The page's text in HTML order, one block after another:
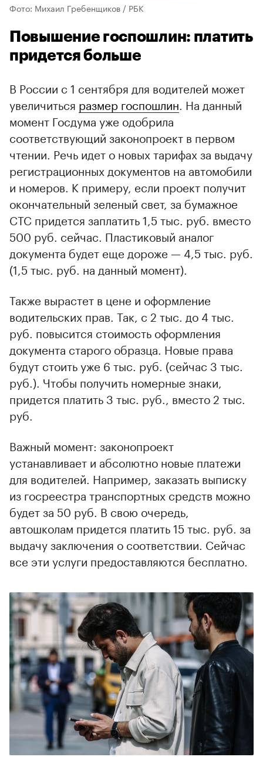
Фото: Михаил Гребенщиков / РБК
Повышение госпошлин: платить
придется больше
В России с 1 сентября для водителей может
увеличиться размер госпошлин . На данный
момент Госдума уже одобрила
соответствующий законопроект в первом
чтении. Речь идет о новых тарифах за выдачу
регистрационных документов на автомобили
и номеров. К примеру, если проект получит
окончательный зеленый свет, за бумажное
СТС придется заплатить 1,5 тыс. руб. вместо
500 руб. сейчас. Пластиковый аналог
документа будет еще дороже — 4,5 тыс. руб.
(1,5 тыс. руб. на данный момент).
Также вырастет в цене и оформление
водительских прав. Так, с 2 тыс. до 4 тыс.
руб. повысится стоимость оформления
документа старого образца. Новые права
будут стоить уже 6 тыс. руб. (сейчас 3 тыс.
руб.). Чтобы получить номерные знаки,
придется платить 3 тыс. руб., вместо 2 тыс.
руб.
Важный момент: законопроект
устанавливает и абсолютно новые платежи
для водителей. Например, заказать выписку
из госреестра транспортных средств можно
будет за 50 руб. В свою очередь,
автошколам придется платить 15 тыс. руб. за
выдачу заключения о соответствии. Сейчас
все эти услуги предоставляются бесплатно.